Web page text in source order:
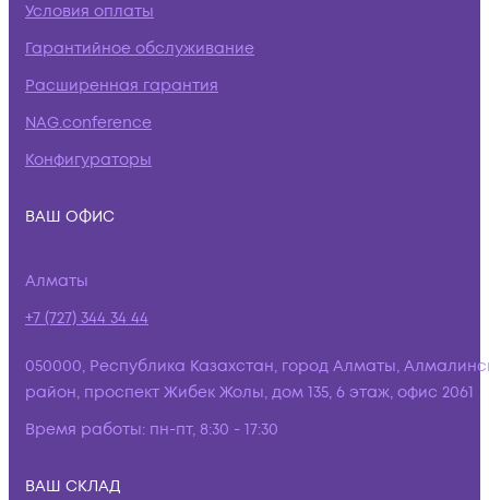
Условия оплаты
Гарантийное обслуживание
Расширенная гарантия
NAG.conference
Конфигураторы
ВАШ ОФИС
Алматы
+7 (727) 344 34 44
050000, Республика Казахстан, город Алматы,
район, проспект Жибек Жолы, дом 135, 6 этаж, офис 2061
Время работы: пн-пт, 8:30 - 17:30
ВАШ СКЛАД